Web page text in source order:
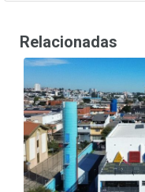
Relacionadas